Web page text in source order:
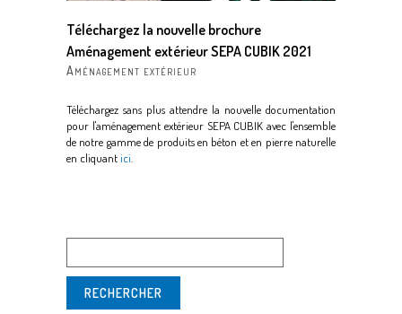
Téléchargez la nouvelle brochure
Aménagement extérieur SEPA CUBIK 2021
Aménagement extérieur
Téléchargez sans plus attendre la nouvelle documentation
pour l'aménagement extérieur SEPA CUBIK avec l'ensemble
de notre gamme de produits en béton et en pierre naturelle
en cliquantici